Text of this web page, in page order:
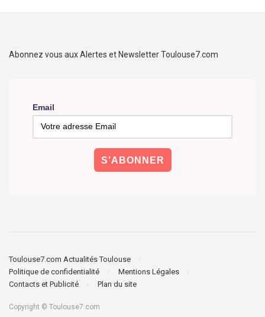
Abonnez vous aux Alertes et Newsletter Toulouse7.com
Email
Toulouse7.com Actualités Toulouse
Politique de confidentialité
Mentions Légales
Contacts et Publicité
Plan du site
Copyright © Toulouse7.com